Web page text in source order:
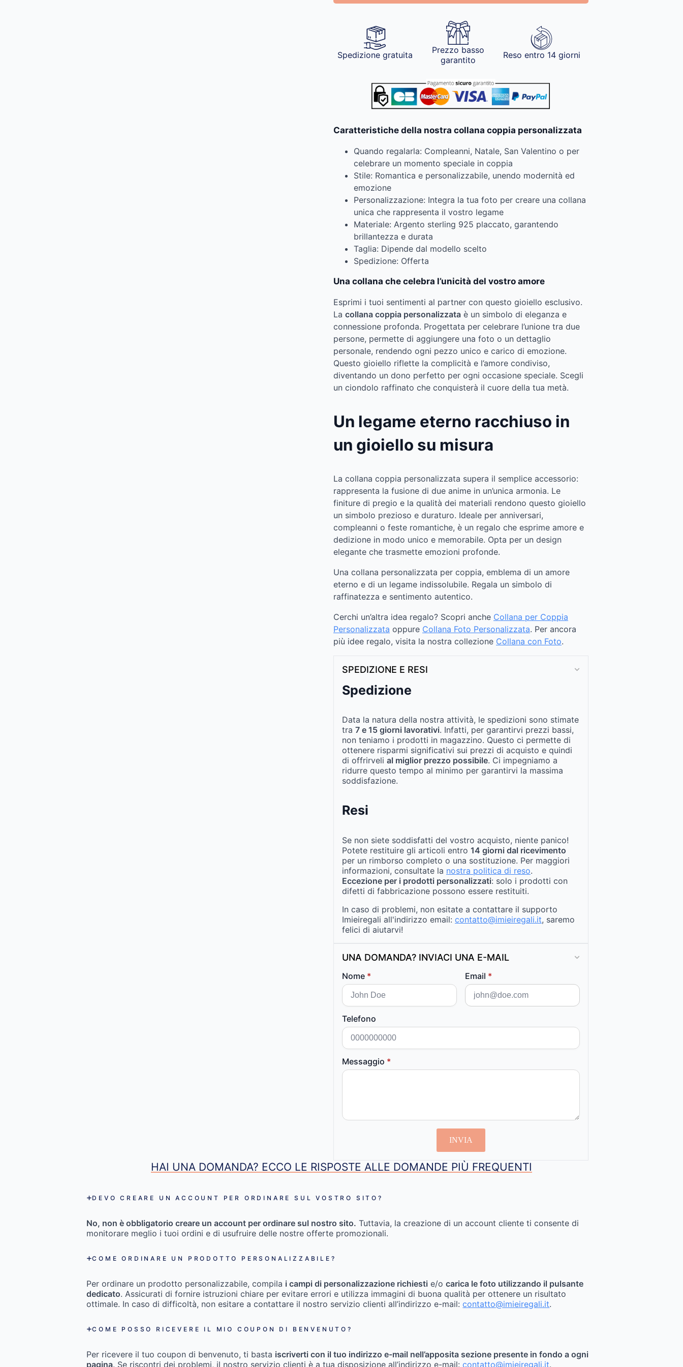
Spedizione gratuita
Prezzo basso
garantito
Reso entro 14 giorni
Caratteristiche della nostra collana coppia personalizzata
Quando regalarla: Compleanni, Natale, San Valentino o per
celebrare un momento speciale in coppia
Stile: Romantica e personalizzabile, unendo modernità ed
emozione
Personalizzazione: Integra la tua foto per creare una collana
unica che rappresenta il vostro legame
Materiale: Argento sterling 925 placcato, garantendo
brillantezza e durata
Taglia: Dipende dal modello scelto
Spedizione: Offerta
Una collana che celebra l’unicità del vostro amore
Esprimi i tuoi sentimenti al partner con questo gioiello esclusivo.
La collana coppia personalizzata è un simbolo di eleganza e
connessione profonda. Progettata per celebrare l’unione tra due
persone, permette di aggiungere una foto o un dettaglio
personale, rendendo ogni pezzo unico e carico di emozione.
Questo gioiello riflette la complicità e l’amore condiviso,
diventando un dono perfetto per ogni occasione speciale. Scegli
un ciondolo raffinato che conquisterà il cuore della tua metà.
Un legame eterno racchiuso in
un gioiello su misura
La collana coppia personalizzata supera il semplice accessorio:
rappresenta la fusione di due anime in un’unica armonia. Le
finiture di pregio e la qualità dei materiali rendono questo gioiello
un simbolo prezioso e duraturo. Ideale per anniversari,
compleanni o feste romantiche, è un regalo che esprime amore e
dedizione in modo unico e memorabile. Opta per un design
elegante che trasmette emozioni profonde.
Una collana personalizzata per coppia, emblema di un amore
eterno e di un legame indissolubile. Regala un simbolo di
raffinatezza e sentimento autentico.
Cerchi un’altra idea regalo? Scopri anche Collana per Coppia
Personalizzata oppure Collana Foto Personalizzata. Per ancora
più idee regalo, visita la nostra collezione Collana con Foto.
SPEDIZIONE E RESI
Spedizione
Data la natura della nostra attività, le spedizioni sono stimate
tra 7 e 15 giorni lavorativi. Infatti, per garantirvi prezzi bassi,
non teniamo i prodotti in magazzino. Questo ci permette di
ottenere risparmi significativi sui prezzi di acquisto e quindi
di offrirveli al miglior prezzo possibile. Ci impegniamo a
ridurre questo tempo al minimo per garantirvi la massima
soddisfazione.
Resi
Se non siete soddisfatti del vostro acquisto, niente panico!
Potete restituire gli articoli entro 14 giorni dal ricevimento
per un rimborso completo o una sostituzione. Per maggiori
informazioni, consultate la nostra politica di reso.
Eccezione per i prodotti personalizzati: solo i prodotti con
difetti di fabbricazione possono essere restituiti.
In caso di problemi, non esitate a contattare il supporto
Imieiregali all'indirizzo email: contatto@imieiregali.it, saremo
felici di aiutarvi!
UNA DOMANDA? INVIACI UNA E-MAIL
Nome * Email *
Telefono
Messaggio *
INVIA
HAI UNA DOMANDA? ECCO LE RISPOSTE ALLE DOMANDE PIÙ FREQUENTI
DEVO CREARE UN ACCOUNT PER ORDINARE SUL VOSTRO SITO?
No, non è obbligatorio creare un account per ordinare sul nostro sito. Tuttavia, la creazione di un account cliente ti consente di
monitorare meglio i tuoi ordini e di usufruire delle nostre offerte promozionali.
COME ORDINARE UN PRODOTTO PERSONALIZZABILE?
Per ordinare un prodotto personalizzabile, compila i campi di personalizzazione richiesti e/ocarica le foto utilizzando il pulsante
dedicato. Assicurati di fornire istruzioni chiare per evitare errori e utilizza immagini di buona qualità per ottenere un risultato
ottimale. In caso di difficoltà, non esitare a contattare il nostro servizio clienti all’indirizzo e-mail:contatto@imieiregali.it.
COME POSSO RICEVERE IL MIO COUPON DI BENVENUTO?
Per ricevere il tuo coupon di benvenuto, ti basta iscriverti con il tuo indirizzo e-mail nell’apposita sezione presente in fondo a ogni
pagina. Se riscontri dei problemi, il nostro servizio clienti è a tua disposizione all’indirizzo e-mail:contatto@imieiregali.it.